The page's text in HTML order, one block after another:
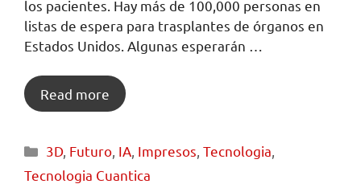
los pacientes. Hay más de 100,000 personas en
listas de espera para trasplantes de órganos en
Estados Unidos. Algunas esperarán …
Read more
3D, Futuro IA Impresos ,Tecnologia
Tecnologia Cuantica